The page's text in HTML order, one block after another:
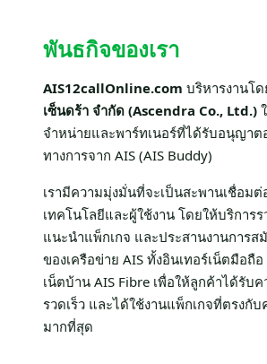
พันธกิจของเรา
AIS12callOnline.com บริหารงานโด
เซ็นดร้า จำกัด (Ascendra Co., Ltd.)
จำหน่ายและพาร์ทเนอร์ที่ได้รับอนุญาต
ทางการจาก AIS (AIS Buddy)
เรามีความมุ่งมั่นที่จะเป็นสะพานเชื่อมต่
เทคโนโลยีและผู้ใช้งาน โดยให้บริการ
แนะนำแพ็กเกจ และประสานงานการส
ของเครือข่าย AIS ทั้งอินเทอร์เน็ตมือถื
เน็ตบ้าน AIS Fibre เพื่อให้ลูกค้าได้รับ
รวดเร็ว และได้ใช้งานแพ็กเกจที่ตรงกั
มากที่สุด